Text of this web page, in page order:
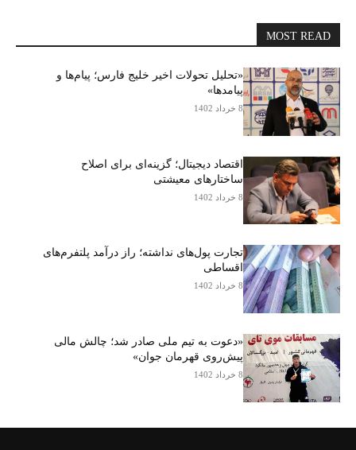
MOST READ
«تحلیل تحولات اخیر خلیج فارس؛ پیام‌ها و
پیامدها»
8 خرداد 1402
اقتصاد دیجیتال؛ گزینه‌ای برای اصلاح
ساختارهای معیشتی
8 خرداد 1402
تجارت پول‌های نداشته؛ راز درآمد پلتفرم‌های
اقساطی
8 خرداد 1402
«دعوت به تیم ملی صادر شد؛ چالش مالی
پیش‌روی قهرمان جوان»
8 خرداد 1402